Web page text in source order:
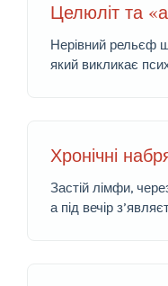
Целюліт та
Нерівний рельєф
який викликає
Хронічні
Застій лімфи,
а під вечір